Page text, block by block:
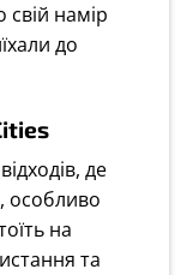
намір
до
де
особливо
на
та